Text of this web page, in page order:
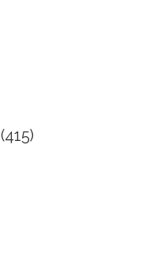
(415)